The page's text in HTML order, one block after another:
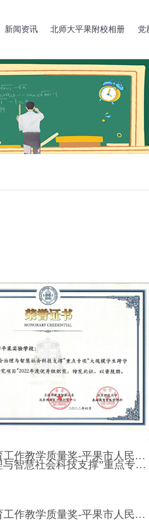
新闻资讯 北师大平果附校相册 党
（2）“社会治理与智慧社会科技支撑”重点专项“大规模学生跨学段成长跟踪研究项目”2022年度优秀组织奖
2022年小学教育工作教学质量奖-平果市人民政府-2022